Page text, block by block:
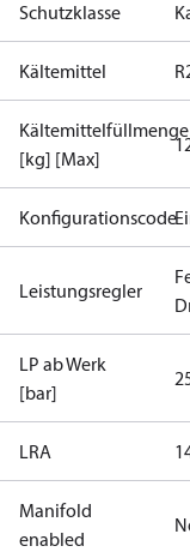
Schutzklasse
Kältemittel
Kältemittelfüllmenge
[kg] [Max]
Konfigurationscode
Leistungsregler
LP ab Werk
[bar]
LRA
Manifold
enabled